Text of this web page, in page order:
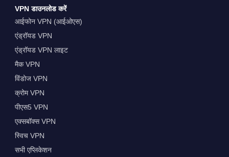
VPN डाउनलोड करें
आईफोन VPN (आईओएस)
एंड्रॉयड VPN
एंड्रॉयड VPN लाइट
मैक VPN
विंडोज VPN
क्रोम VPN
पीएस5 VPN
एक्सबॉक्स VPN
स्विच VPN
सभी एप्लिकेशन